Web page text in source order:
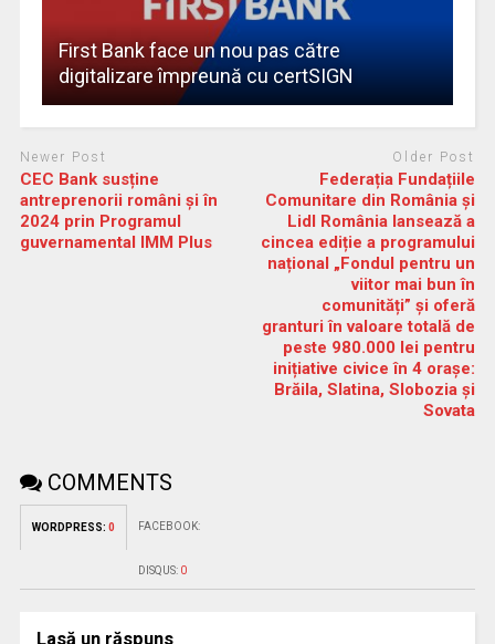
First Bank face un nou pas către
digitalizare împreună cu certSIGN
Newer Post
CEC Bank susține
antreprenorii români și în
2024 prin Programul
guvernamental IMM Plus
Older Post
Federația Fundațiile
Comunitare din România și
Lidl România lansează a
cincea ediție a programului
național „Fondul pentru un
viitor mai bun în
comunități” și oferă
granturi în valoare totală de
peste 980.000 lei pentru
inițiative civice în 4 orașe:
Brăila, Slatina, Slobozia și
Sovata
COMMENTS
WORDPRESS: 0 FACEBOOK:
DISQUS: 0
Lasă un răspuns